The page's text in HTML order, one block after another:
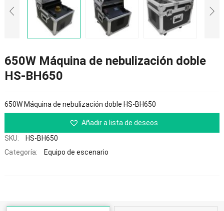
650W Máquina de nebulización doble
HS-BH650
650W Máquina de nebulización doble HS-BH650
Añadir a lista de deseos
SKU:
HS-BH650
Categoría:
Equipo de escenario